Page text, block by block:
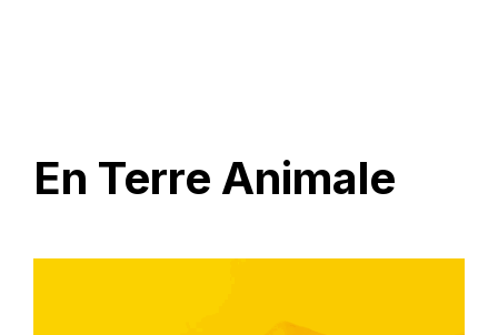
En Terre Animale